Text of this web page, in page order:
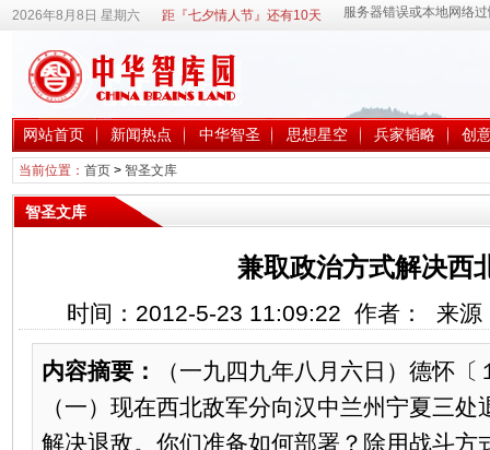
2026年8月8日 星期六 距『七夕情人节』还有10天
网站首页 新闻热点 中华智圣 思想星空 兵家韬略 创
当前位置： 首页> 智圣文库
智圣文库
兼取政治方式解决西
时间：2012-5-23 11:09:22 作者： 来
内容摘要：
（一九四九年八月六日）德怀
（一）现在西北敌军分向汉中兰州宁夏三
解决退敌。你们准备如何部署？除用战斗方